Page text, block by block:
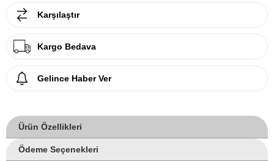
Karşılaştır
Kargo Bedava
Gelince Haber Ver
Ürün Özellikleri
Ödeme Seçenekleri